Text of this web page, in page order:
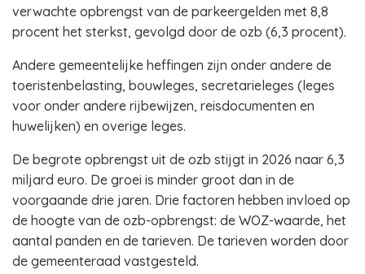
verwachte opbrengst van de parkeergelden met 8,8
procent het sterkst, gevolgd door de ozb (6,3 procent).
Andere gemeentelijke heffingen zijn onder andere de
toeristenbelasting, bouwleges, secretarieleges (leges
voor onder andere rijbewijzen, reisdocumenten en
huwelijken) en overige leges.
De begrote opbrengst uit de ozb stijgt in 2026 naar 6,3
miljard euro. De groei is minder groot dan in de
voorgaande drie jaren. Drie factoren hebben invloed op
de hoogte van de ozb-opbrengst: de WOZ-waarde, het
aantal panden en de tarieven. De tarieven worden door
de gemeenteraad vastgesteld.